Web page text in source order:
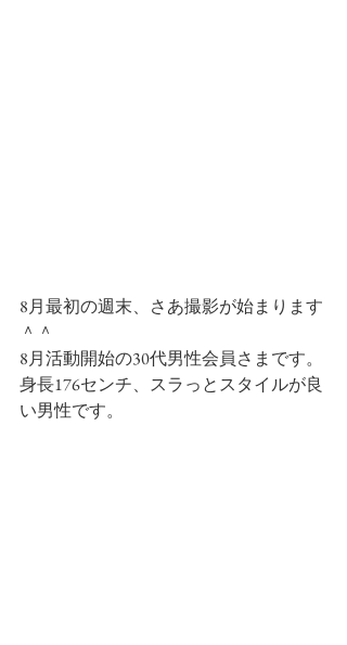
8月最初の週末、さあ撮影が始まります
＾＾
8月活動開始の30代男性会員さまです。
身長176センチ、スラっとスタイルが良
い男性です。